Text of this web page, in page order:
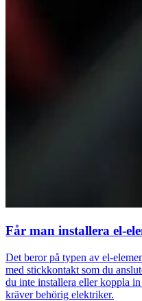
Får man installera el-
Det beror på typen av el-
med stickkontakt som du
du inte installera eller koppla
kräver behörig elektriker.